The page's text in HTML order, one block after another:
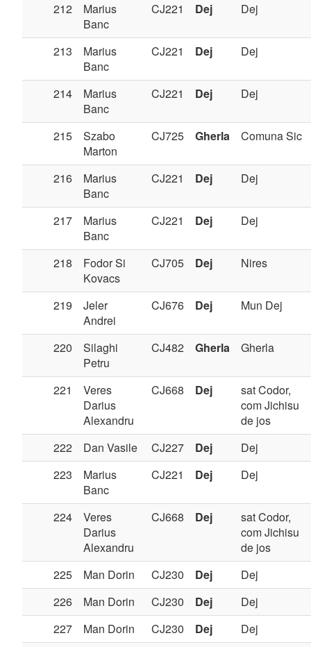
212
Marius
Banc
CJ221 Dej Dej
213
Marius
Banc
CJ221 Dej Dej
214
Marius
Banc
CJ221 Dej Dej
215
Szabo
Marton
CJ725 Gherla Comuna Sic
216
Marius
Banc
CJ221 Dej Dej
217
Marius
Banc
CJ221 Dej Dej
218
Fodor Si
Kovacs
CJ705 Dej Nires
219
Jeler
Andrei
CJ676 Dej Mun Dej
220
Silaghi
Petru
CJ482 Gherla Gherla
221
Veres
Darius
Alexandru
CJ668 Dej
sat Codor,
com Jichisu
de jos
222
Dan Vasile CJ227 Dej
Dej
223
Marius
Banc
CJ221 Dej Dej
224
Veres
Darius
Alexandru
CJ668 Dej
sat Codor,
com Jichisu
de jos
225
Man Dorin CJ230 Dej
Dej
226
Man Dorin CJ230 Dej
Dej
227
Man Dorin CJ230 Dej
Dej